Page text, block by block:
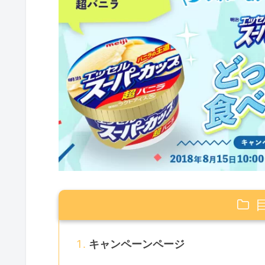
キャンペーンページ